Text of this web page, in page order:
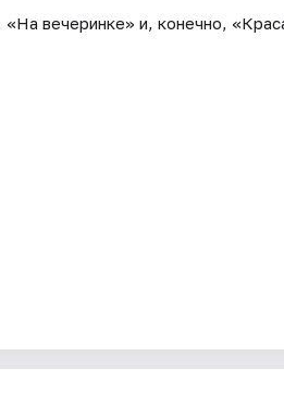
вечеринке» и, конечно,